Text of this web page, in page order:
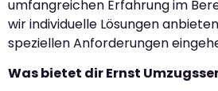
umfangreichen Erfahrung im
wir individuelle Lösungen
speziellen Anforderungen
Was bietet dir Ernst